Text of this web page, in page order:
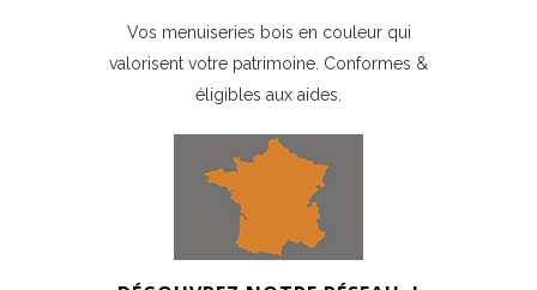
Vos menuiseries bois en couleur qui
valorisent votre patrimoine. Conformes &
éligibles aux aides.